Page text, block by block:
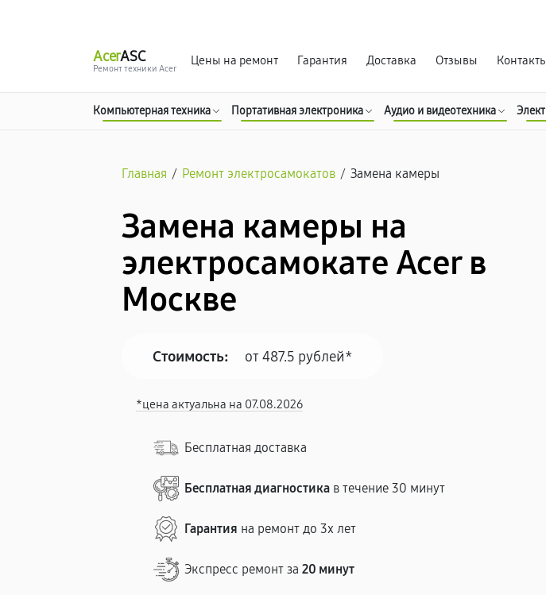
AcerASC
Ремонт техники Acer
Цены на ремонт Гарантия Доставка Отзывы
Компьютерная техника Портативная электроника Аудио и видеотехника
Главная / Ремонт электросамокатов / Замена камеры
Замена камеры на
электросамокате Acer в
Москве
Стоимость: от 487.5 рублей*
*цена актуальна на 07.08.2026
Бесплатная доставка
Бесплатная диагностика в течение 30 минут
Гарантия на ремонт до 3х лет
Экспресс ремонт за20 минут